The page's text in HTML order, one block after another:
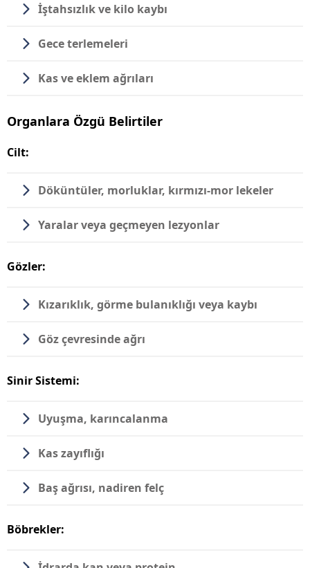
İştahsızlık ve kilo kaybı
Gece terlemeleri
Kas ve eklem ağrıları
Organlara Özgü Belirtiler
Cilt:
Döküntüler, morluklar, kırmızı-mor lekeler
Yaralar veya geçmeyen lezyonlar
Gözler:
Kızarıklık, görme bulanıklığı veya kaybı
Göz çevresinde ağrı
Sinir Sistemi:
Uyuşma, karıncalanma
Kas zayıflığı
Baş ağrısı, nadiren felç
Böbrekler: